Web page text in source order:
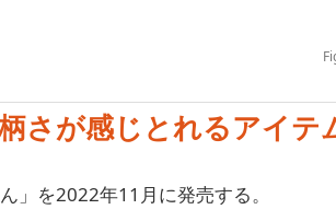
さが感じとれるアイテ
」を2022年11月に発売する。